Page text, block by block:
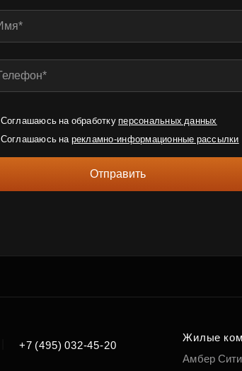
Соглашаюсь на обработку персональных данных
Соглашаюсь на рекламно-информационные рассылки
Отправить
+7 (495) 032-45-20
Жилые
Амбер Сити